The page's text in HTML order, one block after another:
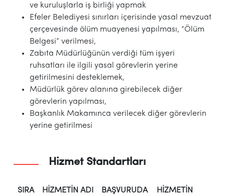
ve kuruluşlarla iş birliği yapmak
Efeler Belediyesi sınırları içerisinde yasal mevzuat
çerçevesinde ölüm muayenesi yapılması, “Ölüm
Belgesi” verilmesi,
Zabıta Müdürlüğünün verdiği tüm işyeri
ruhsatları ile ilgili yasal görevlerin yerine
getirilmesini desteklemek,
Müdürlük görev alanına girebilecek diğer
görevlerin yapılması,
Başkanlık Makamınca verilecek diğer görevlerin
yerine getirilmesi
Hizmet Standartları
SIRA HİZMETİN ADI
BAŞVURUDA
HİZMETİN